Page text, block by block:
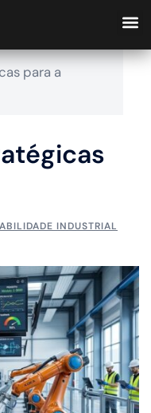
para a
INDUSTRIAL